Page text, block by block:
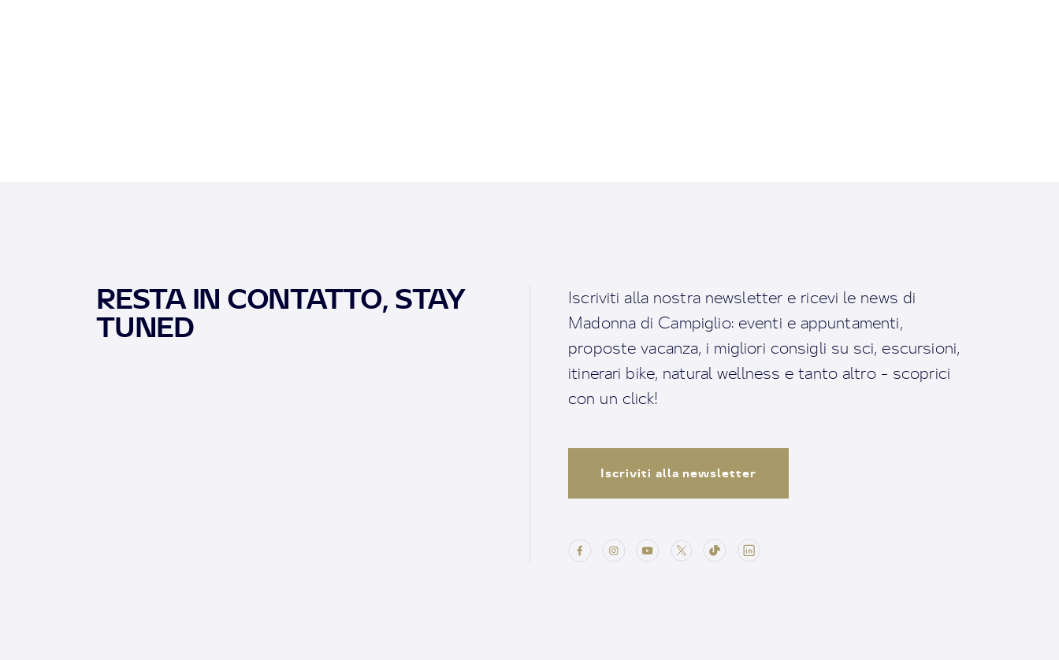
RESTA IN CONTATTO, STAY
TUNED
Iscriviti alla nostra newsletter e ricevi le news di
Madonna di Campiglio: eventi e appuntamenti,
proposte vacanza, i migliori consigli su sci, escursioni,
itinerari bike, natural wellness e tanto altro - scoprici
con un click!
Iscriviti alla newsletter